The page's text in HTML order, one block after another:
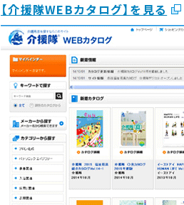
【介援隊WEBカタログ】を見る